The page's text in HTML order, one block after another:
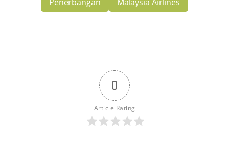
0
Article Rating